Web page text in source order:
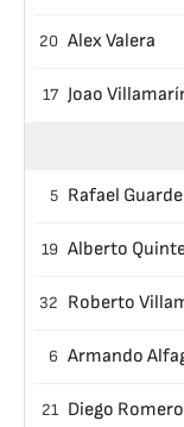
20 Alex Valera
17 Joao
5 Rafael
19 Alberto
32 Roberto
6 Armando
21 Diego Romero